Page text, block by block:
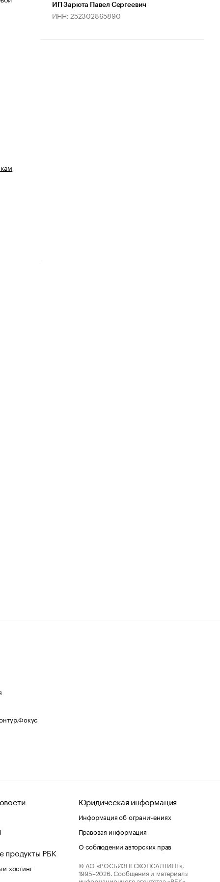
ИП Зарюта Павел Сергеевич
ИНН: 252302865890
продукты РБК
хостинг
Юридическая информация
Информация об ограничениях
Правовая информация
О соблюдении авторских прав
© АО «РОСБИЗНЕСКОНСАЛТИНГ»,
1995–2026. Сообщения и материалы